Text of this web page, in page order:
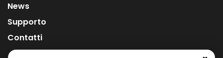
News
Supporto
Contatti